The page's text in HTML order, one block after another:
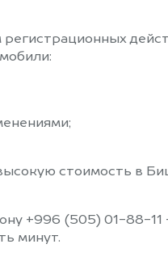
регистрационных
стоимость в
+996 (505) 01-88-
минут.